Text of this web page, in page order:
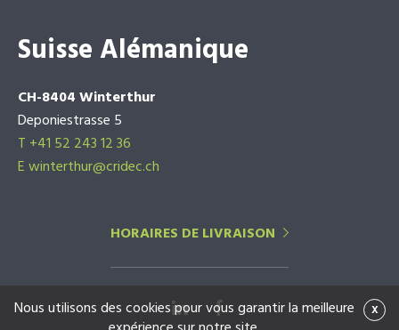
Suisse Alémanique
CH-8404 Winterthur
Deponiestrasse 5
T +41 52 243 12 36
E winterthur@cridec.ch
HORAIRES DE LIVRAISON
x
Nous utilisons des cookies pour vous garantir la meilleure